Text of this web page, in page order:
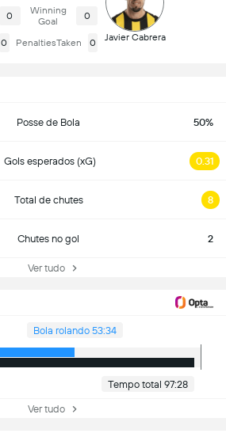
0
Winning
Goal
0
0 PenaltiesTaken 0 Javier Cabrera
Posse de Bola 50%
Gols esperados (xG) 0.31
Total de chutes 8
Chutes no gol 2
Ver tudo
Bola rolando 53:34
Tempo total 97:28
Ver tudo